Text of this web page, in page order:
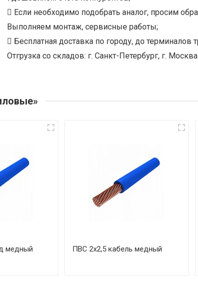
Если необходимо подобрать аналог, просим
Выполняем монтаж, сервисные работы;
Бесплатная доставка по городу, до терминалов
Отгрузка со складов: г. Санкт-Петербург, г. Москва
медный ПВС 2х2,5 кабель медный